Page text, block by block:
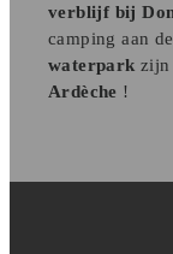
verblijf bij
camping aan
waterpark zijn
Ardèche !